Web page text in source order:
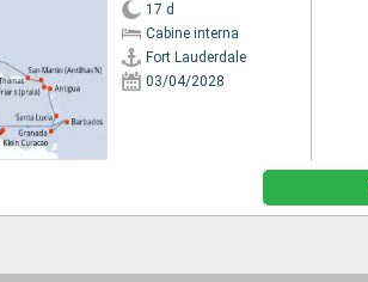
17 d
Cabine interna
Fort Lauderdale
03/04/2028